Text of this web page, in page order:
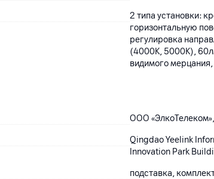
2 типа установки:
горизонтальную
регулировка
(4000K, 5000K),
видимого
ООО
Qingdao Yeelink
Innovation Park
подставка,